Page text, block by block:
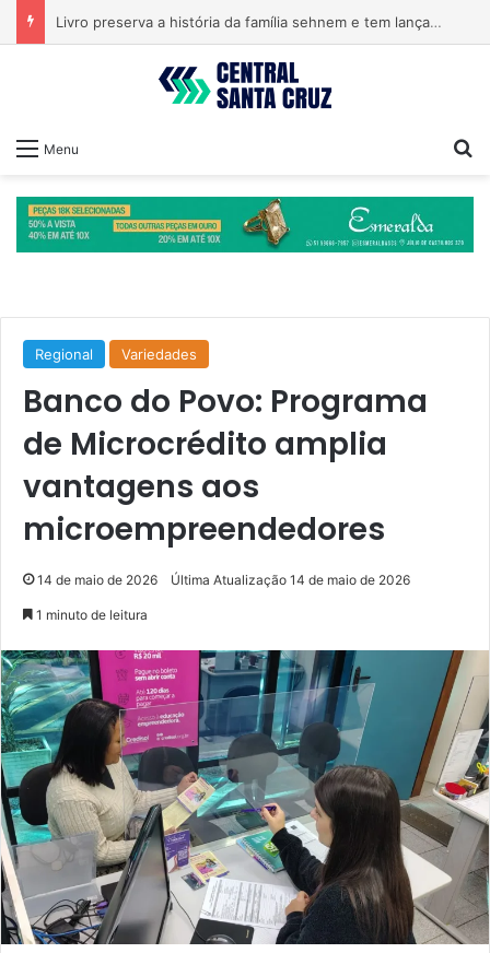
Livro preserva a história da família sehnem e tem lançamento em encontro familiar
Menu
Regional Variedades
Banco do Povo: Programa
de Microcrédito amplia
vantagens aos
microempreendedores
14 de maio de 2026 Última Atualização 14 de maio de 2026
1 minuto de leitura